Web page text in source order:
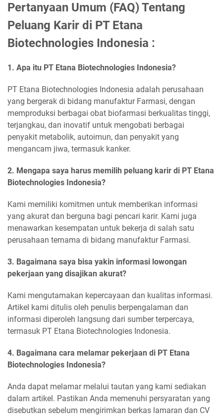
Pertanyaan Umum (FAQ) Tentang
Peluang Karir di PT Etana
Biotechnologies Indonesia :
1. Apa itu PT Etana Biotechnologies Indonesia?
PT Etana Biotechnologies Indonesia adalah perusahaan
yang bergerak di bidang manufaktur Farmasi, dengan
memproduksi berbagai obat biofarmasi berkualitas tinggi,
terjangkau, dan inovatif untuk mengobati berbagai
penyakit metabolik, autoimun, dan penyakit yang
mengancam jiwa, termasuk kanker.
2. Mengapa saya harus memilih peluang karir di PT Etana
Biotechnologies Indonesia?
Kami memiliki komitmen untuk memberikan informasi
yang akurat dan berguna bagi pencari karir. Kami juga
menawarkan kesempatan untuk bekerja di salah satu
perusahaan ternama di bidang manufaktur Farmasi.
3. Bagaimana saya bisa yakin informasi lowongan
pekerjaan yang disajikan akurat?
Kami mengutamakan kepercayaan dan kualitas informasi.
Artikel kami ditulis oleh penulis berpengalaman dan
informasi diperoleh langsung dari sumber terpercaya,
termasuk PT Etana Biotechnologies Indonesia.
4. Bagaimana cara melamar pekerjaan di PT Etana
Biotechnologies Indonesia?
Anda dapat melamar melalui tautan yang kami sediakan
dalam artikel. Pastikan Anda memenuhi persyaratan yang
disebutkan sebelum mengirimkan berkas lamaran dan CV